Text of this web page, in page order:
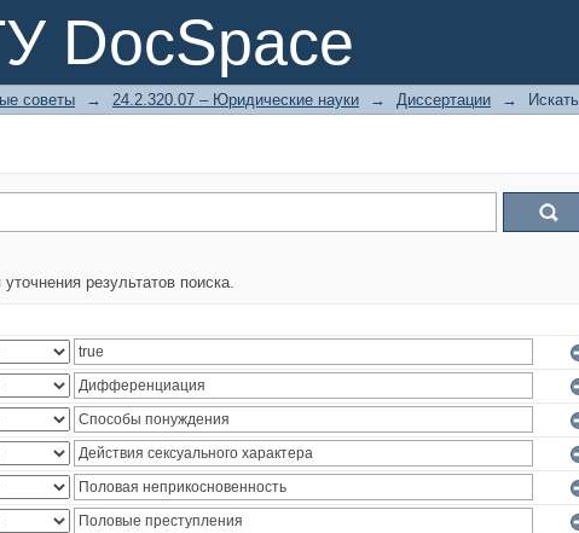
DocSpace
советы → 24.2.320.07 – Юридические науки → Диссертации → Искать
результатов поиска.